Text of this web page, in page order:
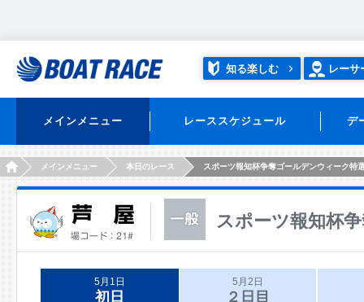
知る楽しむ レーサ
メインメニュー レーススケジュール デ
HOMEメインメニュー 本日のレース スポーツ報知杯争奪ゴールデンウィーク特
スポーツ報知杯
5月1日
初日
5月2日
２日目